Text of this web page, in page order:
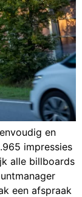
en
impressies
alle billboards
een afspraak